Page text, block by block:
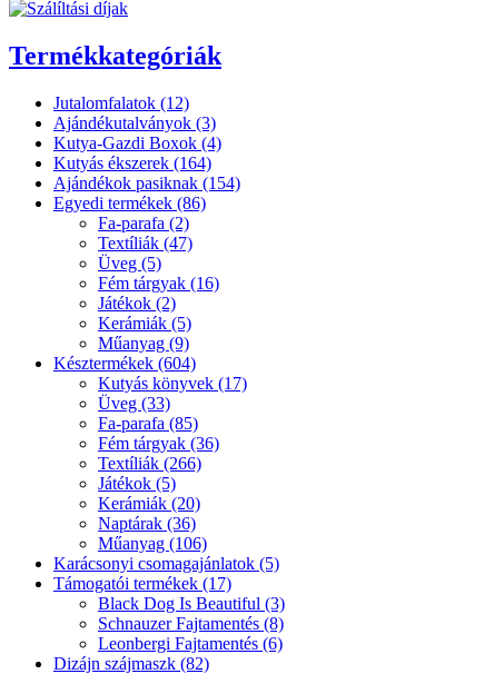
Termékkategóriák
Jutalomfalatok (12)
Ajándékutalványok (3)
Kutya-Gazdi Boxok (4)
Kutyás ékszerek (164)
Ajándékok pasiknak (154)
Egyedi termékek (86)
Fa-parafa (2)
Textíliák (47)
Üveg (5)
Fém tárgyak (16)
Játékok (2)
Kerámiák (5)
Műanyag (9)
Késztermékek (604)
Kutyás könyvek (17)
Üveg (33)
Fa-parafa (85)
Fém tárgyak (36)
Textíliák (266)
Játékok (5)
Kerámiák (20)
Naptárak (36)
Műanyag (106)
Karácsonyi csomagajánlatok (5)
Támogatói termékek (17)
Black Dog Is Beautiful (3)
Schnauzer Fajtamentés (8)
Leonbergi Fajtamentés (6)
Dizájn szájmaszk (82)